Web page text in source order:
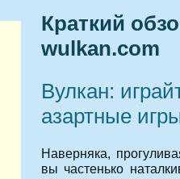
Краткий
wulkan.com
Вулкан:
азартные
Наверняка,
вы частенько